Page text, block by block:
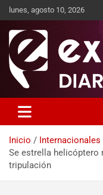
lunes, agosto 10, 2026
Exprimidor
Inicio
Internacionales
Se estrella helicóptero
tripulación